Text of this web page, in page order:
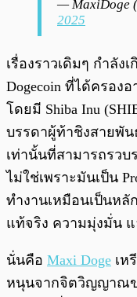
— MaxiDoge
2025
เรื่องราวเดิมๆ กำลัง
Dogecoin ที่ได้ครอ
โดยมี Shiba Inu
บรรดาผู้ท้าชิงสายพั
เท่านั้นที่สามารถรว
ไม่ใช่เพราะมันเป็น
ทำงานเหมือนเป็นหลั
แท้จริง ความมุ่งมั่น แ
นั่นคือ Maxi Doge เห
หนุนจากจิตวิญญาณข